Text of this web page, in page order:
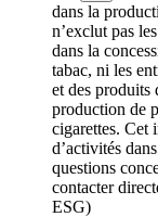
dans la
n’exclut pas
dans la
tabac, ni les
et des produits
production de
cigarettes. Cet
d’activités
questions
contacter
ESG)